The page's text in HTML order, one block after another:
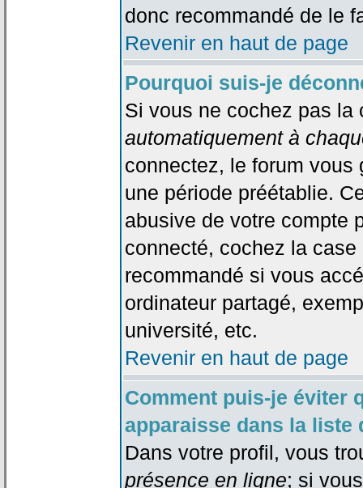
donc recommandé de le
Revenir en haut de page
Pourquoi suis-je
Si vous ne cochez pas
automatiquement à
connectez, le forum vous
une période préétablie.
abusive de votre compte
connecté, cochez la
recommandé si vous
ordinateur partagé,
université, etc.
Revenir en haut de page
Comment puis-je éviter
apparaisse dans la liste
Dans votre profil, vous
présence en ligne; si